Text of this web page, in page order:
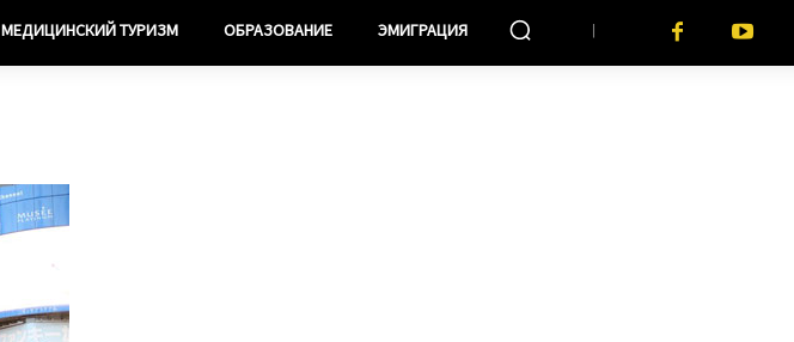
МЕДИЦИНСКИЙ ТУРИЗМ ОБРАЗОВАНИЕ ЭМИГРАЦИЯ